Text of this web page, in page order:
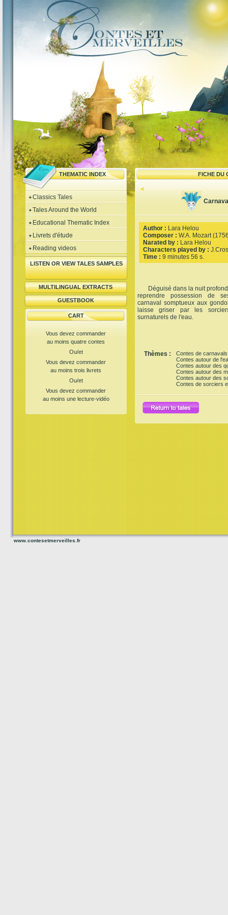
THEMATIC INDEX FICHE DU
Classics Tales
Tales Around the World
Educational Thematic Index
Livrets d'étude
Reading videos
LISTEN OR VIEW TALES SAMPLES
MULTILINGUAL EXTRACTS
GUESTBOOK
CART
Vous devez commander
au moins quatre contes
Ou/et
Vous devez commander
au moins trois livrets
Ou/et
Vous devez commander
au moins une lecture-vidéo
Author : Lara Helou
Composer : W.A. Mozart
Narated by : Lara Helou
Characters played by :
Time : 9 minutes 56 s.
Déguisé dans la nuit
reprendre possession de
carnaval somptueux aux
laisse griser par les
surnaturels de l'eau.
Thèmes :
Contes de carnavals
Contes autour de
Contes autour des
Contes autour des
Contes autour des
Contes de sorciers
www.contesetmerveilles.fr